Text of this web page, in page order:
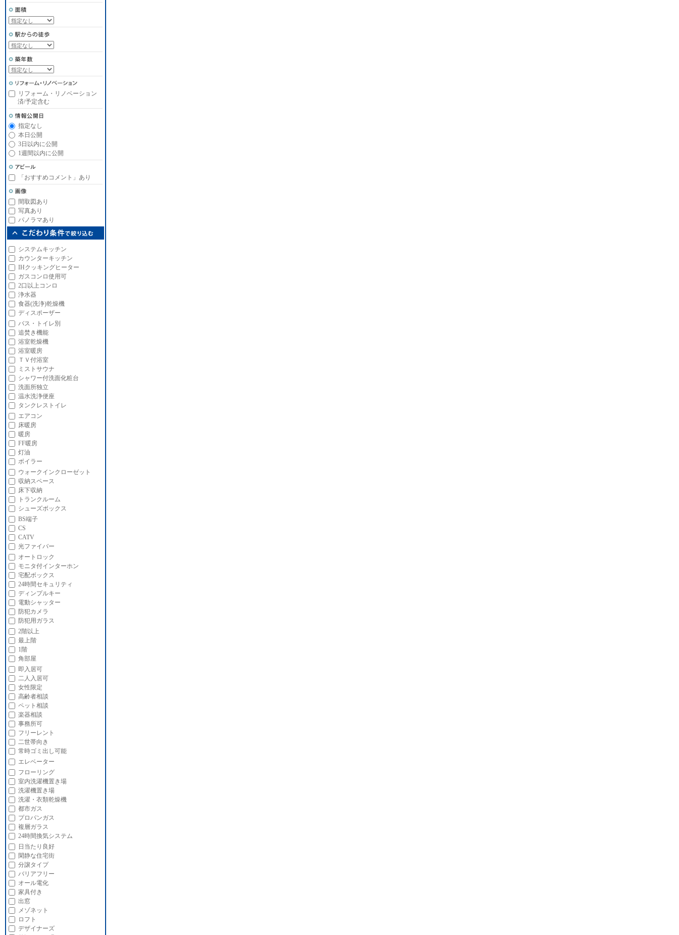
リフォーム・リノベーション
済/予定含む
指定なし
本日公開
3日以内に公開
1週間以内に公開
「おすすめコメント」あり
間取図あり
写真あり
パノラマあり
システムキッチン
カウンターキッチン
IHクッキングヒーター
ガスコンロ使用可
2口以上コンロ
浄水器
食器(洗浄)乾燥機
ディスポーザー
バス・トイレ別
追焚き機能
浴室乾燥機
浴室暖房
ＴＶ付浴室
ミストサウナ
シャワー付洗面化粧台
洗面所独立
温水洗浄便座
タンクレストイレ
エアコン
床暖房
暖房
FF暖房
灯油
ボイラー
ウォークインクローゼット
収納スペース
床下収納
トランクルーム
シューズボックス
BS端子
CS
CATV
光ファイバー
オートロック
モニタ付インターホン
宅配ボックス
24時間セキュリティ
ディンプルキー
電動シャッター
防犯カメラ
防犯用ガラス
2階以上
最上階
1階
角部屋
即入居可
二人入居可
女性限定
高齢者相談
ペット相談
楽器相談
事務所可
フリーレント
二世帯向き
常時ゴミ出し可能
エレベーター
フローリング
室内洗濯機置き場
洗濯機置き場
洗濯・衣類乾燥機
都市ガス
プロパンガス
複層ガラス
24時間換気システム
日当たり良好
閑静な住宅街
分譲タイプ
バリアフリー
オール電化
家具付き
出窓
メゾネット
ロフト
デザイナーズ